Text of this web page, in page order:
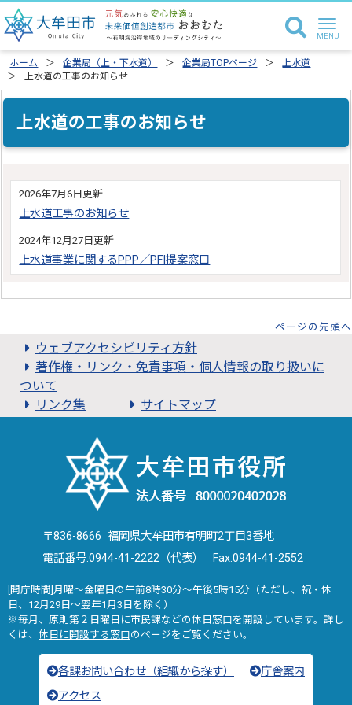
ホーム 企業局（上・下水道） 企業局TOPページ
上水道
上水道の工事のお知らせ
上水道の工事のお知らせ
2026年7月6日更新
上水道工事のお知らせ
2024年12月27日更新
上水道事業に関するPPP／PFI提案窓口
ページの先頭へ
ウェブアクセシビリティ方針
著作権・リンク・免責事項・個人情報の取り扱いに
ついて
リンク集
サイトマップ
〒836-8666 福岡県大牟田市有明町2丁目3番地
電話番号:0944-41-2222（代表） Fax:0944-41-2552
[開庁時間]月曜～金曜日の午前8時30分～午後5時15分（ただし、祝・休
日、12月29日～翌年1月3日を除く）
※毎月、原則第２日曜日に市民課などの休日窓口を開設しています。詳し
くは、 休日に開設する窓口のページをご覧ください。
各課お問い合わせ（組織から探す）
庁舎案内
アクセス